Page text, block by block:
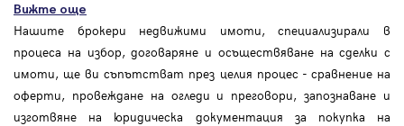
Вижте още
Нашите брокери недвижими имоти, специализирали в
процеса на избор, договаряне и осъществяване на сделки с
имоти, ще ви съпътстват през целия процес - сравнение на
оферти, провеждане на огледи и преговори, запознаване и
изготвяне на юридическа документация за покупка на